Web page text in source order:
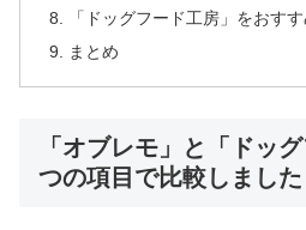
「ドッグフード工房」をおす
まとめ
「オブレモ」と「ドッ
つの項目で比較しました